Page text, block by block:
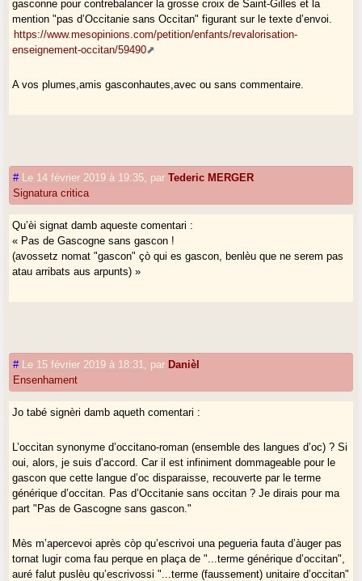
gasconne pour contrebalancer la grosse croix de Saint-Gilles et la
mention "pas d’Occitanie sans Occitan" figurant sur le texte d’envoi.
https://www.mesopinions.com/petition/enfants/revalorisation-
enseignement-occitan/59490
A vos plumes,amis gasconhautes,avec ou sans commentaire.
# Le 14 février 2019 à 19:35 parTederic MERGER
Signatura critica
Qu’èi signat damb aqueste comentari :
« Pas de Gascogne sans gascon !
(avossetz nomat "gascon" çò qui es gascon, benlèu que ne serem pas
atau arribats aus arpunts) »
# Le 15 février 2019 à 18:31 par Danièl
Ensenhament
Jo tabé signèri damb aqueth comentari :
L’occitan synonyme d’occitano-roman (ensemble des langues d’oc) ? Si
oui, alors, je suis d’accord. Car il est infiniment dommageable pour le
gascon que cette langue d’oc disparaisse, recouverte par le terme
générique d’occitan. Pas d’Occitanie sans occitan ? Je dirais pour ma
part "Pas de Gascogne sans gascon."
Mès m’apercevoi après còp qu’escrivoi una pegueria fauta d’àuger pas
tornat lugir coma fau perque en plaça de "...terme générique d’occitan",
auré falut puslèu qu’escrivossi "...terme (faussement) unitaire d’occitan"